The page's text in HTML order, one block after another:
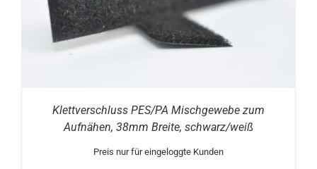
Klettverschluss PES/PA Mischgewebe zum
Aufnähen, 38mm Breite, schwarz/weiß
Preis nur für eingeloggte Kunden